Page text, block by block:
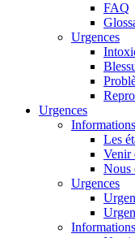
FAQ
Urgences
Urgences
Les
Venir
Nous
Urgences